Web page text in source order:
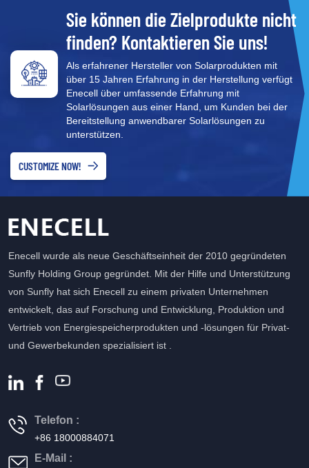
Sie können die Zielprodukte nicht
finden? Kontaktieren Sie uns!
Als erfahrener Hersteller von Solarprodukten mit
über 15 Jahren Erfahrung in der Herstellung verfügt
Enecell über umfassende Erfahrung mit
Solarlösungen aus einer Hand, um Kunden bei der
Bereitstellung anwendbarer Solarlösungen zu
unterstützen.
CUSTOMIZE NOW!
Enecell wurde als neue Geschäftseinheit der 2010 gegründeten
Sunfly Holding Group gegründet. Mit der Hilfe und Unterstützung
von Sunfly hat sich Enecell zu einem privaten Unternehmen
entwickelt, das auf Forschung und Entwicklung, Produktion und
Vertrieb von Energiespeicherprodukten und -lösungen für Privat-
und Gewerbekunden spezialisiert ist .
Telefon :
+86 18000884071
E-Mail :